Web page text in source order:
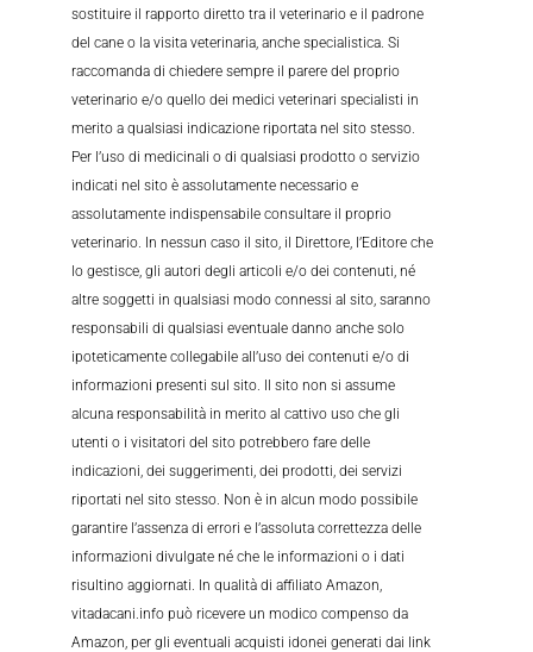
sostituire il rapporto diretto tra il veterinario e il padrone
del cane o la visita veterinaria, anche specialistica. Si
raccomanda di chiedere sempre il parere del proprio
veterinario e/o quello dei medici veterinari specialisti in
merito a qualsiasi indicazione riportata nel sito stesso.
Per l’uso di medicinali o di qualsiasi prodotto o servizio
indicati nel sito è assolutamente necessario e
assolutamente indispensabile consultare il proprio
veterinario. In nessun caso il sito, il Direttore, l’Editore che
lo gestisce, gli autori degli articoli e/o dei contenuti, né
altre soggetti in qualsiasi modo connessi al sito, saranno
responsabili di qualsiasi eventuale danno anche solo
ipoteticamente collegabile all’uso dei contenuti e/o di
informazioni presenti sul sito. Il sito non si assume
alcuna responsabilità in merito al cattivo uso che gli
utenti o i visitatori del sito potrebbero fare delle
indicazioni, dei suggerimenti, dei prodotti, dei servizi
riportati nel sito stesso. Non è in alcun modo possibile
garantire l’assenza di errori e l’assoluta correttezza delle
informazioni divulgate né che le informazioni o i dati
risultino aggiornati. In qualità di affiliato Amazon,
vitadacani.info può ricevere un modico compenso da
Amazon, per gli eventuali acquisti idonei generati dai link